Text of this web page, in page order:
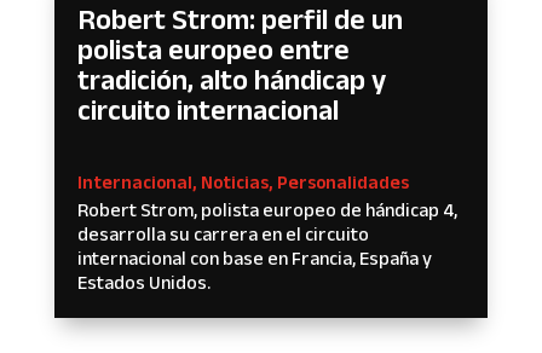
Robert Strom: perfil de un
polista europeo entre
tradición, alto hándicap y
circuito internacional
Internacional, Noticias, Personalidades
Robert Strom, polista europeo de hándicap 4,
desarrolla su carrera en el circuito
internacional con base en Francia, España y
Estados Unidos.